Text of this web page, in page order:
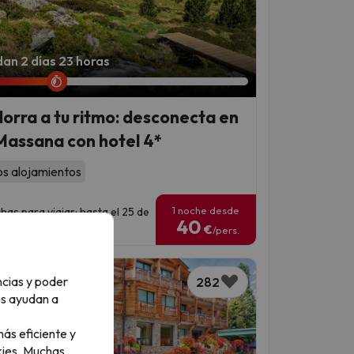
2 días 23 horas
a tu ritmo: desconecta en
con hotel 4*
alojamientos
para viajar: hasta el 25 de
1 noche desde
40 €/pers.
282
y poder
ayudan a
eficiente y
Muchas